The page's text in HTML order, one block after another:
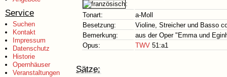
Service
Suchen
Kontakt
Impressum
Datenschutz
Historie
Opernhäuser
Veranstaltungen
:
Tonart:
a-Moll
Besetzung:
Violine, Streicher und Basso
Bemerkung:
aus der Oper "Emma und
Opus:
TWV 51:a1
Sätze: